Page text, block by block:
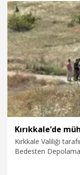
24.06.2026 Gündem
Kırkkale Valiliği
Bedesten